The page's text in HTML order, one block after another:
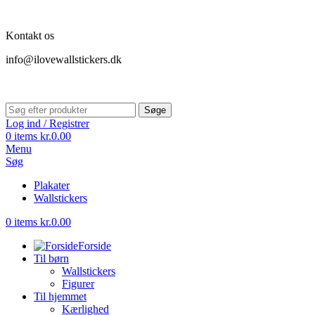
Kontakt os
info@ilovewallstickers.dk
Søge
Log ind / Registrer
0 items kr.0.00
Menu
Søg
Plakater
Wallstickers
0 items kr.0.00
Forside
Til børn
Wallstickers
Figurer
Til hjemmet
Kærlighed